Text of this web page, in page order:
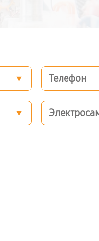
Телефон